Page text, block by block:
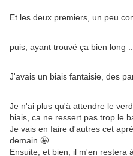
Et les deux premiers, un peu
puis, ayant trouvé ça bien long
J'avais un biais fantaisie, des
Je n'ai plus qu'à attendre le
biais, ca ne ressert pas trop le
Je vais en faire d'autres cet
demain 🤩
Ensuite, et bien, il m'en restera